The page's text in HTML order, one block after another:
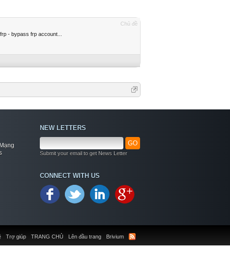
Chủ đề
- bypass frp account...
NEW LETTERS
GO
Submit your email to get News Letter
CONNECT WITH US
Trợ giúp TRANG CHỦ Lên đầu trang Brivium